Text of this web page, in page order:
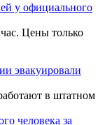
у официального
Цены только
эвакуировали
в штатном
человека за